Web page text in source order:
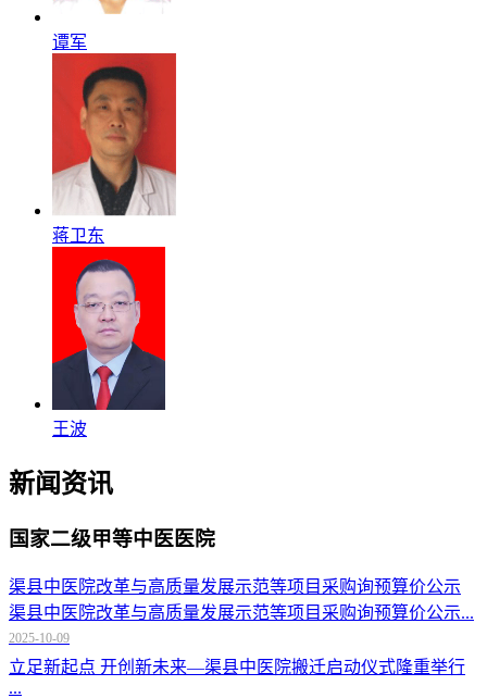
谭军
蒋卫东
王波
新闻资讯
国家二级甲等中医医院
渠县中医院改革与高质量发展示范等项目采购询预算价公示
渠县中医院改革与高质量发展示范等项目采购询预算价公示...
2025-10-09
立足新起点 开创新未来—渠县中医院搬迁启动仪式隆重举行
...